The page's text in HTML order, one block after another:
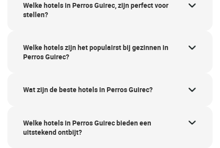
Welke hotels in Perros Guirec, zijn perfect voor
stellen?
Welke hotels zijn het populairst bij gezinnen in
Perros Guirec?
Wat zijn de beste hotels in Perros Guirec?
Welke hotels in Perros Guirec bieden een
uitstekend ontbijt?